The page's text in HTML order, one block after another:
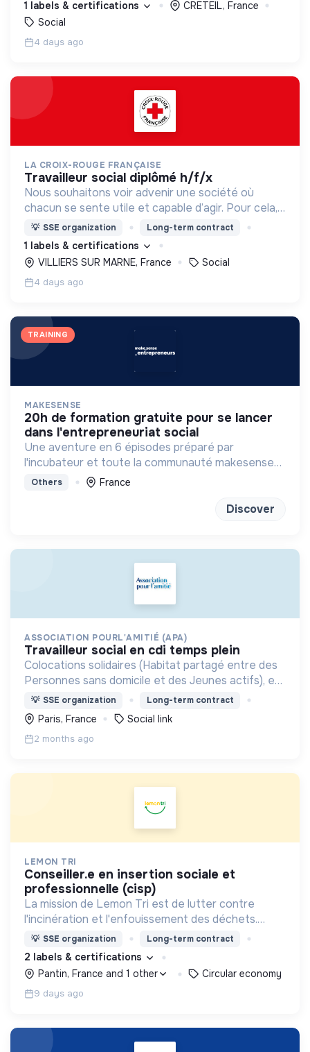
1 labels & certifications
CRETEIL, France
Social
4 days ago
LA CROIX-ROUGE FRANÇAISE
travailleur social diplômé h/f/x
Nous souhaitons voir advenir une société où
chacun se sente utile et capable d’agir. Pour cela,
nous proposons des moyens et des lieux
d’engagement innovants et adaptés à tous.
💡 SSE organization Long-term contract
1 labels & certifications
VILLIERS SUR MARNE, France
Social
4 days ago
TRAINING
MAKESENSE
20h de formation gratuite pour se lancer
dans l'entrepreneuriat social
Une aventure en 6 épisodes préparé par
l'incubateur et toute la communauté makesense
pour se projeter dans l'aventure entrepreneuriale.
Others France
Discover
ASSOCIATION POURL'AMITIÉ (APA)
travailleur social en cdi temps plein
Colocations solidaires (Habitat partagé entre des
Personnes sans domicile et des Jeunes actifs), en
région parisienne
💡 SSE organization Long-term contract
Paris, France Social link
2 months ago
LEMON TRI
conseiller.e en insertion sociale et
professionnelle (cisp)
La mission de Lemon Tri est de lutter contre
l'incinération et l'enfouissement des déchets.
Adoptez les bons zestes à nos côtés !
💡 SSE organization Long-term contract
2 labels & certifications
Pantin, France and 1 other
Circular economy
9 days ago